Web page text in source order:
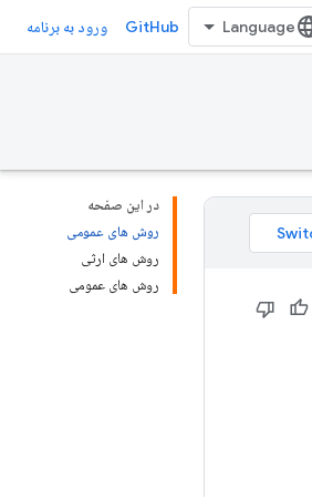
GitHub ورود به برنامه
در این صفحه
روش های عمومی
روش های ارثی
روش های عمومی